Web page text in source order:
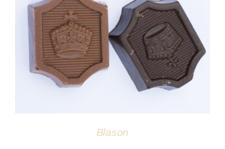
DÉTAILS
Blason